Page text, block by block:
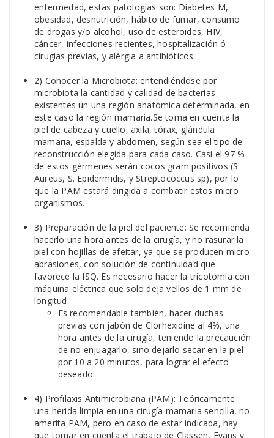
enfermedad, estas patologías son: Diabetes M,
obesidad, desnutrición, hábito de fumar, consumo
de drogas y/o alcohol, uso de esteroides, HIV,
cáncer, infecciones recientes, hospitalización ó
cirugias previas, y alérgia a antibióticos.
2) Conocer la Microbiota: entendiéndose por
microbiota la cantidad y calidad de bacterias
existentes un una región anatómica determinada, en
este caso la región mamaria.Se toma en cuenta la
piel de cabeza y cuello, axila, tórax, glándula
mamaria, espalda y abdomen, según sea el tipo de
reconstrucción elegida para cada caso. Casi el 97 %
de estos gérmenes serán cocos gram positivos (S.
Aureus, S. Epidermidis, y Streptococcus sp), por lo
que la PAM estará dirigida a combatir estos micro
organismos.
3) Preparación de la piel del paciente: Se recomienda
hacerlo una hora antes de la cirugía, y no rasurar la
piel con hojillas de afeitar, ya que se producen micro
abrasiones, con solución de continuidad que
favorece la ISQ. Es necesario hacer la tricotomía con
máquina eléctrica que solo deja vellos de 1 mm de
longitud.
Es recomendable también, hacer duchas
previas con jabón de Clorhexidine al 4%, una
hora antes de la cirugía, teniendo la precaución
de no enjuagarlo, sino dejarlo secar en la piel
por 10 a 20 minutos, para lograr el efecto
deseado.
4) Profilaxis Antimicrobiana (PAM): Teóricamente
una herida limpia en una cirugía mamaria sencilla, no
amerita PAM, pero en caso de estar indicada, hay
que tomar en cuenta el trabajo de Classen, Evans y